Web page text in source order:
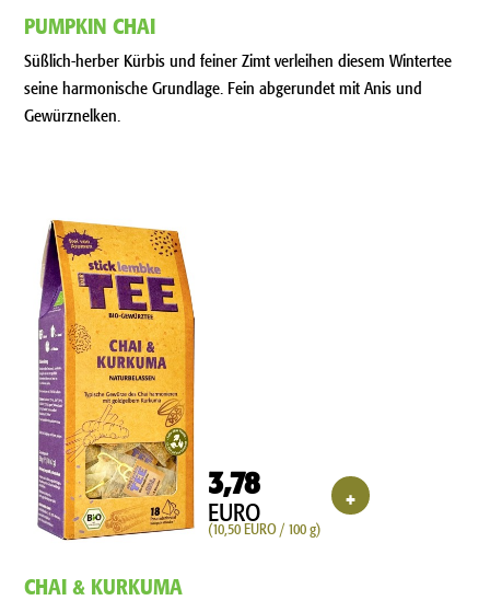
PUMPKIN CHAI
Süßlich-herber Kürbis und feiner Zimt verleihen diesem Wintertee
seine harmonische Grundlage. Fein abgerundet mit Anis und
Gewürznelken.
3,78
EURO
(10,50 EURO / 100 g)
+
CHAI & KURKUMA